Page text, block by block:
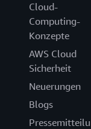
Cloud-
Computing-
Konzepte
AWS Cloud
Sicherheit
Neuerungen
Blogs